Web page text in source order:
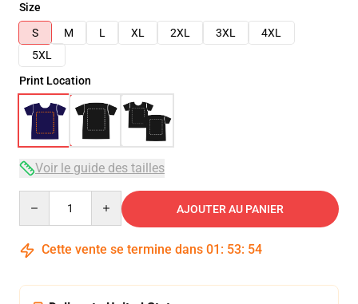
Size
S
M L XL 2XL 3XL
4XL
5XL
Print Location
Voir le guide des tailles
AJOUTER AU PANIER
Cette vente se termine dans 01 : 53: 53